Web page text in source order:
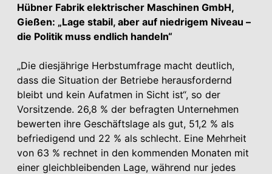
Hübner Fabrik elektrischer Maschinen GmbH,
Gießen: „Lage stabil, aber auf niedrigem Niveau –
die Politik muss endlich handeln“
„Die diesjährige Herbstumfrage macht deutlich,
dass die Situation der Betriebe herausfordernd
bleibt und kein Aufatmen in Sicht ist“, so der
Vorsitzende. 26,8 % der befragten Unternehmen
bewerten ihre Geschäftslage als gut, 51,2 % als
befriedigend und 22 % als schlecht. Eine Mehrheit
von 63 % rechnet in den kommenden Monaten mit
einer gleichbleibenden Lage, während nur jedes